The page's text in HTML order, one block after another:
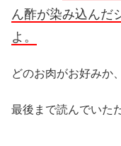
ん酢が染み込んだ
よ。
どのお肉がお好みか
最後まで読んでいた